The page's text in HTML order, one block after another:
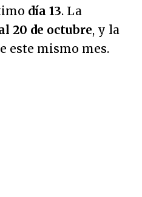
día 13. La
20 de octubre, y la
este mismo mes.